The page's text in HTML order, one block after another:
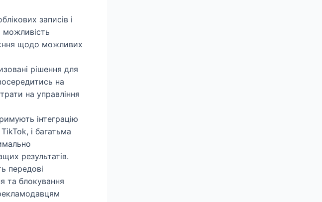
записів і
можливість
щодо можливих
рішення для
на
на управління
інтеграцію
і багатьма
результатів.
передові
та блокування